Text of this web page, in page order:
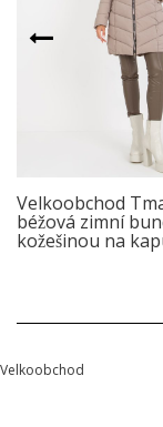
Velkoobchod
béžová zimní
kožešinou na
Velkoobchod